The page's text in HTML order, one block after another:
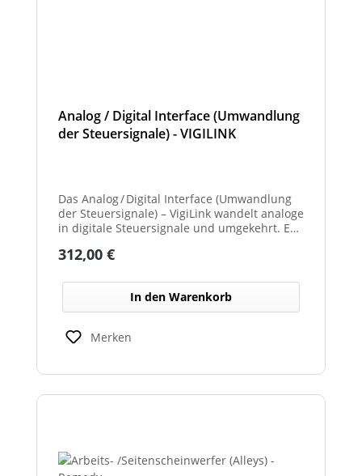
Analog / Digital Interface (Umwandlung
der Steuersignale) - VIGILINK
Das Analog / Digital Interface (Umwandlung
der Steuersignale) – VigiLink wandelt analoge
in digitale Steuersignale und umgekehrt. Es
zwischen verschiedenen
Integration unterschiedlicher Signaltypen im
Netzwerk erleichtert.
Regulärer Preis:
312,00 €
In den Warenkorb
Merken